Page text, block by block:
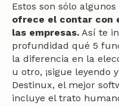
Estos son sólo algunos
ofrece el contar con
las empresas. Así te
profundidad qué 5
la diferencia en la
u otro, ¡sigue leyendo
Destinux, el mejor
incluye el trato